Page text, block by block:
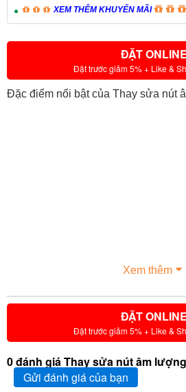
XEM THÊM KHUYẾN MÃI
ĐẶT ONLINE
Đặt trước giảm 5% + Like &
Đặc điểm nổi bật của Thay sửa nút
Xem thêm
ĐẶT ONLINE
Đặt trước giảm 5% + Like &
0 đánh giá Thay sửa nút âm
Gửi đánh giá của bạn